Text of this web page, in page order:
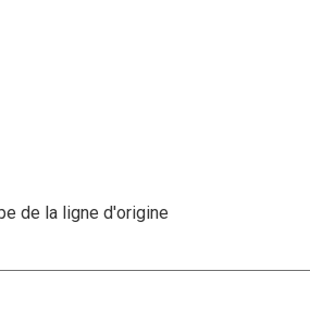
de la ligne d'origine